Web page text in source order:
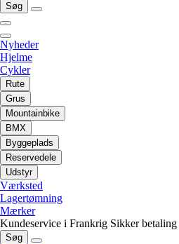
Søg
Nyheder
Hjelme
Cykler
Rute
Grus
Mountainbike
BMX
Byggeplads
Reservedele
Udstyr
Værksted
Lagertømning
Mærker
Kundeservice i Frankrig Sikker betaling
Søg